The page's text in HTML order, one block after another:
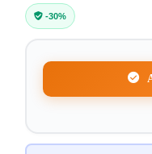
-30%